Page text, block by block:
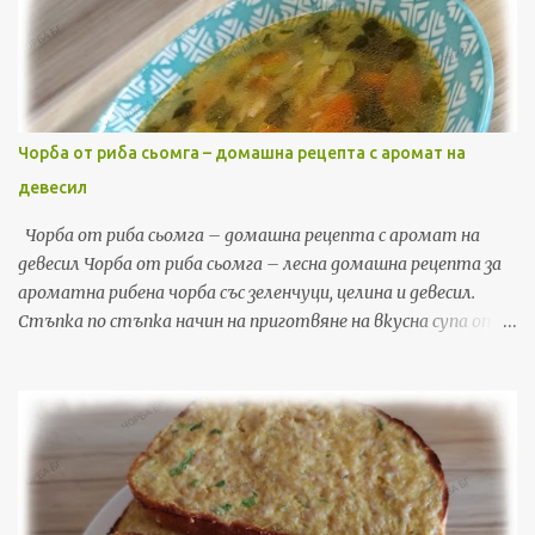
продукти, но резултатът винаги е впечатляващ. В моя
личен блог обичам да споделям именно такива рецепти –
лесни, домашни и с традиционен вкус, които напомнят за
семейни събирания и дълги вечери около масата. Сръбската
кухня е известна със своите разядки, салати и мезета, а
печените червени чушки са в основата на много от тях. Те
придават сладост, лек пушен аромат и наситен цвят,
който прави всяко ястие апетитно още на вид. Тази
разядка е подходяща както за делник, така и за празнична
трапеза – сервирана с пресен хляб, домашна пита или
препечени филийки. Защо да избе...
Чорба от риба сьомга – домашна рецепта с аромат на
девесил
Чорба от риба сьомга – домашна рецепта с аромат на
девесил Чорба от риба сьомга – лесна домашна рецепта за
ароматна рибена чорба със зеленчуци, целина и девесил.
Стъпка по стъпка начин на приготвяне на вкусна супа от
винаги когато искам нещо леко, полезно и вкусно. Тази
рецепта е много лесна за приготвяне и не изисква специални
кулинарни умения, а резултатът винаги е една топла и
ароматна рибена чорба, която събира цялото семейство
около масата. Чорбата от сьомга е изключително